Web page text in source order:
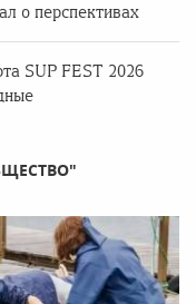
о перспективах
SUP FEST 2026